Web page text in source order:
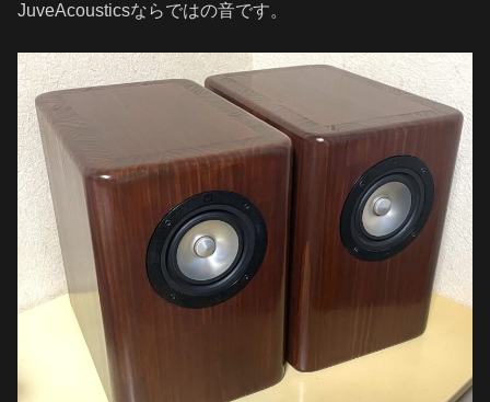
JuveAcousticsならではの音です。